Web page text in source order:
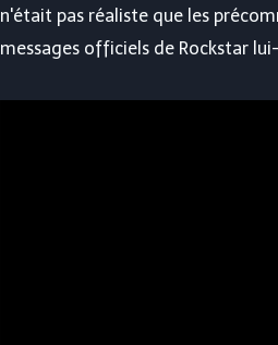
n'était pas réaliste que les
messages officiels de Rockstar